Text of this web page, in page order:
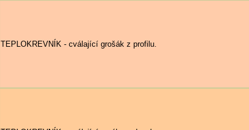
TEPLOKREVNÍK - cválající grošák z profilu.